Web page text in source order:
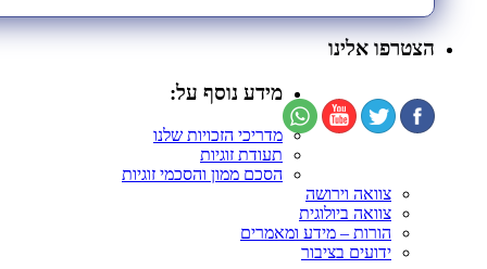
הצטרפו אלינו
מידע נוסף על:
מדריכי הזכויות שלנו
תעודת זוגיות
הסכם ממון והסכמי זוגיות
צוואה וירושה
צוואה ביולוגית
הורות – מידע ומאמרים
ידועים בציבור